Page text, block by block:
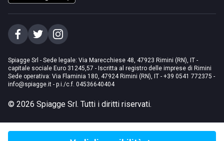
Spiagge Srl - Sede legale: Via Marecchiese 48, 47923 Rimini (RN), IT -
capitale sociale Euro 31245,57 - Iscritta al registro delle imprese di Rimini
Sede operativa: Via Flaminia 180, 47924 Rimini (RN), IT - +39 0541 772375 -
info@spiagge.it - p.i./c.f. 04536640404
© 2026 Spiagge Srl. Tutti i diritti riservati.